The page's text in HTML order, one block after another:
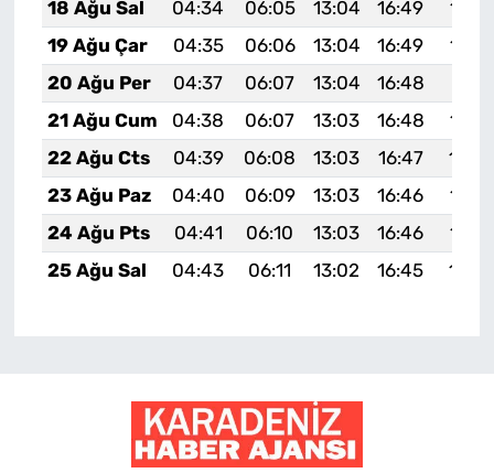
18 Ağu Sal
04:34 06:05 13:04 16:49
19 Ağu Çar
04:35 06:06 13:04 16:49
20 Ağu Per
04:37 06:07 13:04 16:48
21 Ağu Cum
04:38 06:07 13:03 16:48
22 Ağu Cts
04:39 06:08 13:03 16:47
23 Ağu Paz
04:40 06:09 13:03 16:46
24 Ağu Pts
04:41 06:10 13:03 16:46
25 Ağu Sal
04:43 06:11 13:02 16:45